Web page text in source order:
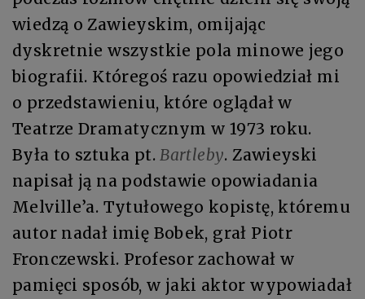
wiedzą o Zawieyskim, omijając
dyskretnie wszystkie pola minowe jego
biografii. Któregoś razu opowiedział mi
o przedstawieniu, które oglądał w
Teatrze Dramatycznym w 1973 roku.
Była to sztuka pt.Bartleby. Zawieyski
napisał ją na podstawie opowiadania
Melville’a. Tytułowego kopistę, któremu
autor nadał imię Bobek, grał Piotr
Fronczewski. Profesor zachował w
pamięci sposób, w jaki aktor wypowiadał